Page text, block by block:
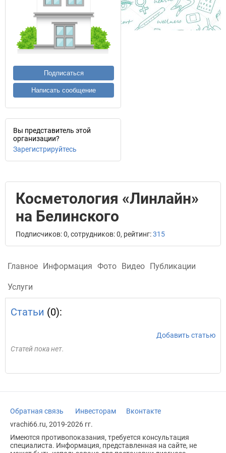
Подписаться
Написать сообщение
Вы представитель этой
организации?
Зарегистрируйтесь
Косметология «Линлайн»
на Белинского
Подписчиков: 0, сотрудников: 0, рейтинг:315
Главное Информация Фото Видео Публикации
Услуги
Статьи (0):
Добавить статью
Статей пока нет.
Обратная связь Инвесторам
Вконтакте
vrachi66.ru, 2019-2026 гг.
Имеются противопоказания, требуется консультация
специалиста. Информация, представленная на сайте, не